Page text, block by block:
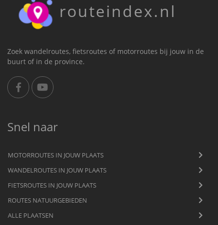
routeindex.nl
Zoek wandelroutes, fietsroutes of motorroutes bij jouw in de
buurt of in de province.
Snel naar
MOTORROUTES IN JOUW PLAATS
WANDELROUTES IN JOUW PLAATS
FIETSROUTES IN JOUW PLAATS
ROUTES NATUURGEBIEDEN
ALLE PLAATSEN